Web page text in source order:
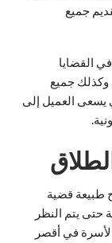
جميع
القضايا
وكذلك جميع
يسعى العميل إلى
طبيعة قضية
حتى يتم النظر
في أقصر